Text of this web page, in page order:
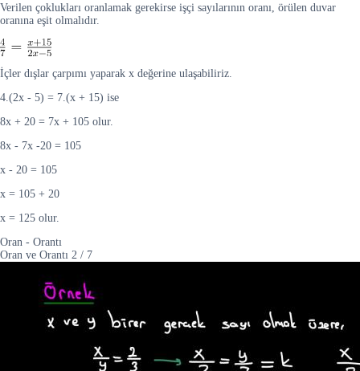
Verilen çoklukları oranlamak gerekirse işçi sayılarının oranı, örülen duvar
oranına eşit olmalıdır.
İçler dışlar çarpımı yaparak x değerine ulaşabiliriz.
4.(2x - 5) = 7.(x + 15) ise
8x + 20 = 7x + 105 olur.
8x - 7x -20 = 105
x - 20 = 105
x = 105 + 20
x = 125 olur.
Oran - Orantı
Oran ve Orantı 2 / 7